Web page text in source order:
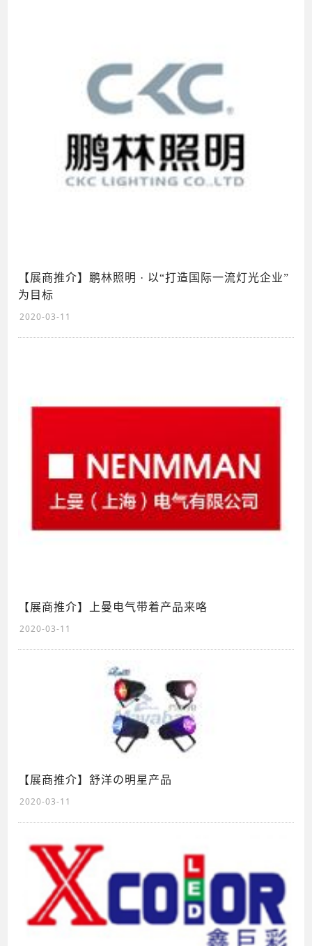
【展商推介】鹏林照明 · 以“打造国际一流灯光企业”
为目标
2020-03-11
【展商推介】上曼电气带着产品来咯
2020-03-11
【展商推介】舒洋の明星产品
2020-03-11